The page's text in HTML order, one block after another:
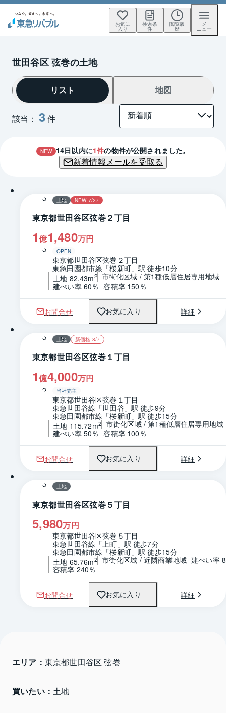
お気に
入り
検索条
件
閲覧履
歴
メ
ニュー
世田谷区 弦巻の土地
該当： 3件
リスト 地図
NEW 14日以内に1件の物件が公開されました。
新着情報メールを受取る
土地 NEW 7/27
東京都世田谷区弦巻２丁目
1億1,480万円
OPEN
東京都世田谷区弦巻２丁目
東急田園都市線「桜新町」駅 徒歩10分
土地 82.43m2 市街化区域 / 第1種低層住居専用地域
建ぺい率 60％ 容積率 150％
お問合せ お気に入り 詳細
1 / 0 区画図
土地 新価格 8/7
東京都世田谷区弦巻１丁目
1億4,000万円
当社売主
東京都世田谷区弦巻１丁目
東急世田谷線「世田谷」駅 徒歩9分
東急田園都市線「桜新町」駅 徒歩15分
土地 115.72m2 市街化区域 / 第1種低層住居専用地域
建ぺい率 50％ 容積率 100％
お問合せ お気に入り 詳細
1 / 0 区画図
土地
東京都世田谷区弦巻５丁目
5,980万円
東京都世田谷区弦巻５丁目
東急世田谷線「上町」駅 徒歩7分
東急田園都市線「桜新町」駅 徒歩15分
土地 65.76m2 市街化区域 / 近隣商業地域 建ぺい率
容積率 240％
お問合せ お気に入り 詳細
エリア： 東京都世田谷区 弦巻
買いたい： 土地